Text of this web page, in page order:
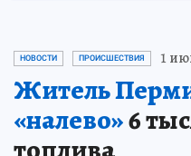
НОВОСТИ ПРОИСШЕСТВИЯ 1
Житель
«налево»6